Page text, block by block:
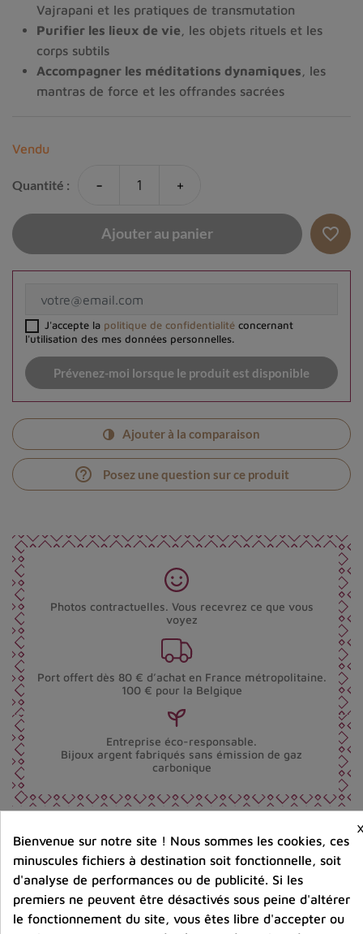
Vajrapani et les pratiques de transmutation
Purifier les lieux de vie , les objets rituels et les
corps subtils
Accompagner les méditations dynamiques , les
mantras de force et les offrandes sacrées
Vendu
Quantité : - +
Ajouter au panier favorite_border
J'accepte la politique de confidentialitéconcernant
l'utilisation des mes données personnelles.
Prévenez-moi lorsque le produit est disponible
Ajouter à la comparaison
help_outline Posez une question sur ce produit
Photos contractuelles. Vous recevrez ce que vous
voyez
Port offert dès 80 € d’achat en France métropolitaine.
100 € pour la Belgique
Entreprise éco-responsable.
Bijoux argent fabriqués sans émission de gaz
carbonique
Partager :
Détails du produit Avis clients
Bienvenue sur notre site ! Nous sommes les cookies, ces
minuscules fichiers à destination soit fonctionnelle, soit
d'analyse de performances ou de publicité. Si les
premiers ne peuvent être désactivés sous peine d'altérer
le fonctionnement du site, vous êtes libre d'accepter ou